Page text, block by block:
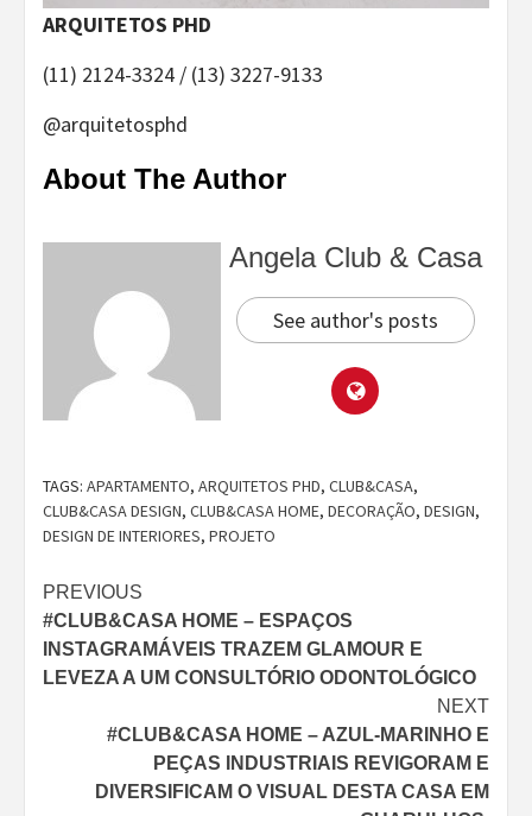
ARQUITETOS PHD
(11) 2124-3324 / (13) 3227-9133
@arquitetosphd
About The Author
Angela Club & Casa
See author's posts
TAGS: APARTAMENTO, ARQUITETOS PHD, CLUB&CASA,
CLUB&CASA DESIGN, CLUB&CASA HOME, DECORAÇÃO, DESIGN,
DESIGN DE INTERIORES, PROJETO
Continue
Reading
PREVIOUS
#CLUB&CASA HOME – ESPAÇOS
INSTAGRAMÁVEIS TRAZEM GLAMOUR E
LEVEZA A UM CONSULTÓRIO ODONTOLÓGICO
NEXT
#CLUB&CASA HOME – AZUL-MARINHO E
PEÇAS INDUSTRIAIS REVIGORAM E
DIVERSIFICAM O VISUAL DESTA CASA EM